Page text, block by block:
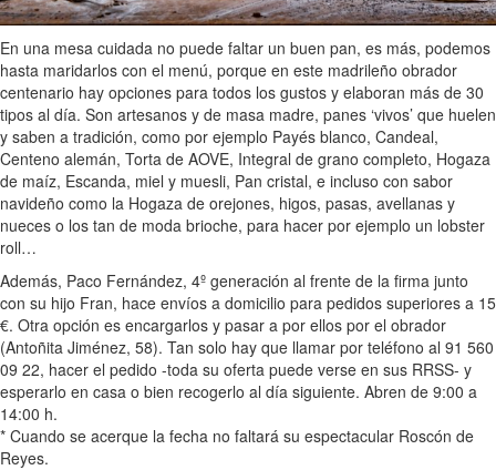
En una mesa cuidada no puede faltar un buen pan, es más, podemos
hasta maridarlos con el menú, porque en este madrileño obrador
centenario hay opciones para todos los gustos y elaboran más de 30
tipos al día. Son artesanos y de masa madre, panes ‘vivos’ que huelen
y saben a tradición, como por ejemplo Payés blanco, Candeal,
Centeno alemán, Torta de AOVE, Integral de grano completo, Hogaza
de maíz, Escanda, miel y muesli, Pan cristal, e incluso con sabor
navideño como la Hogaza de orejones, higos, pasas, avellanas y
nueces o los tan de moda brioche, para hacer por ejemplo un lobster
roll…
Además, Paco Fernández, 4º generación al frente de la firma junto
con su hijo Fran, hace envíos a domicilio para pedidos superiores a 15
€. Otra opción es encargarlos y pasar a por ellos por el obrador
(Antoñita Jiménez, 58). Tan solo hay que llamar por teléfono al 91 560
09 22, hacer el pedido -toda su oferta puede verse en sus RRSS- y
esperarlo en casa o bien recogerlo al día siguiente. Abren de 9:00 a
14:00 h.
* Cuando se acerque la fecha no faltará su espectacular Roscón de
Reyes.